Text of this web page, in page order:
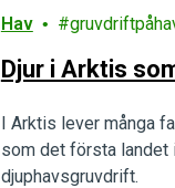
Hav
Djur i Arktis
I Arktis lever många
som det första landet
djuphavsgruvdrift.